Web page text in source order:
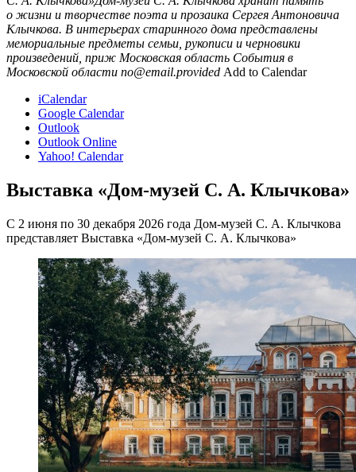
о жизни и творчестве поэта и прозаика Сергея Антоновича
Клычкова. В интерьерах старинного дома представлены
мемориальные предметы семьи, рукописи и черновики
произведений, приж Московская область События в
Московской области no@email.provided Add to Calendar
iCalendar
Google Calendar
Outlook
Outlook Online
Yahoo! Calendar
Выставка «Дом-музей С. А. Клычкова»
С 2 июня по 30 декабря 2026 года Дом-музей С. А. Клычкова
представляет Выставка «Дом-музей С. А. Клычкова»